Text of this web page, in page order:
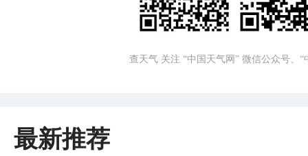
查天气 关注 “中国天气网” 微信公众号、
最新推荐